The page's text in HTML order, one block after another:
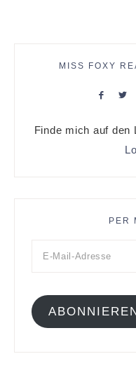
MISS FOXY
Finde mich auf den
PER